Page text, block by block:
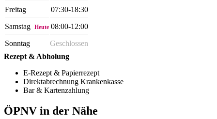
Freitag 07:30-18:30
Samstag Heute 08:00-12:00
Sonntag
Geschlossen
Rezept & Abholung
E-Rezept & Papierrezept
Direktabrechnung Krankenkasse
Bar & Kartenzahlung
ÖPNV in der Nähe